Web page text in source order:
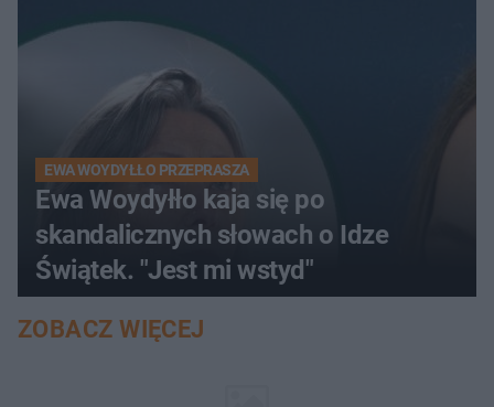
EWA WOYDYŁŁO PRZEPRASZA
Ewa Woydyłło kaja się po
skandalicznych słowach o Idze
Świątek. "Jest mi wstyd"
ZOBACZ WIĘCEJ